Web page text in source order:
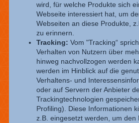
wird, für welche Produkte sich
Webseite interessiert hat, um
Webseiten an diese Produkte,
zu erinnern.
Tracking: Vom "Tracking“
Verhalten von Nutzern über
hinweg nachvollzogen werden
werden im Hinblick auf die
Verhaltens- und
oder auf Servern der Anbieter
Trackingtechnologien
Profiling). Diese Informationen
z.B. eingesetzt werden, um den